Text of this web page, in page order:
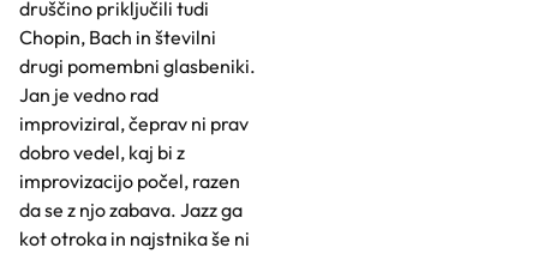
druščino priključili tudi
Chopin, Bach in številni
drugi pomembni glasbeniki.
Jan je vedno rad
improviziral, čeprav ni prav
dobro vedel, kaj bi z
improvizacijo počel, razen
da se z njo zabava. Jazz ga
kot otroka in najstnika še ni